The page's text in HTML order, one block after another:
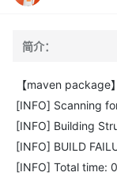
简介：
【maven package
[INFO] Scanning
[INFO] Building
[INFO] BUILD
[INFO] Total time: